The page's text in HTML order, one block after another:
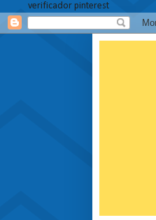
verificador pinterest